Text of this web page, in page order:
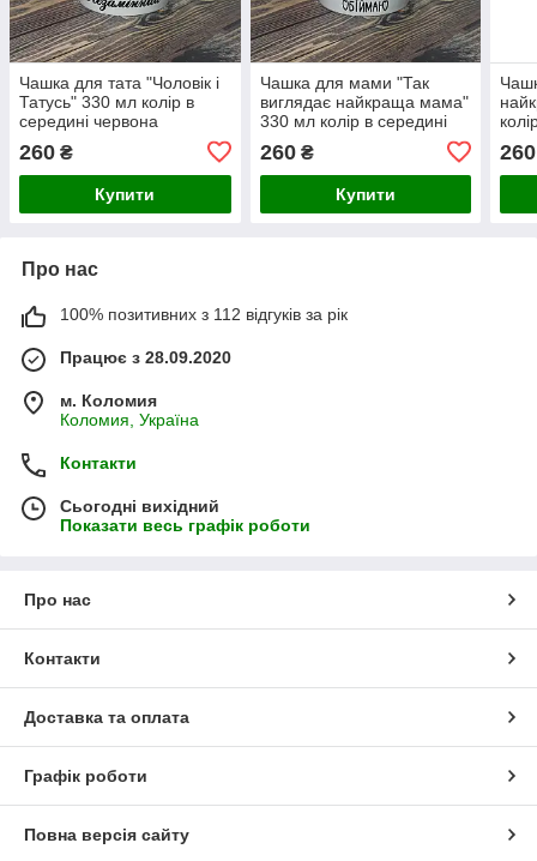
Чашка для тата "Чоловік і
Татусь" 330 мл колір в
середині червона
260 ₴
Купити
Чашка для мами "Так
виглядає найкраща мама"
330 мл колір в середині
260₴
Купити
260
Про нас
100% позитивних з 112 відгуків за рік
Працює з 28.09.2020
м. Коломия
Коломия, Україна
Контакти
Сьогодні вихідний
Показати весь графік роботи
Про нас
Контакти
Доставка та оплата
Графік роботи
Повна версія сайту